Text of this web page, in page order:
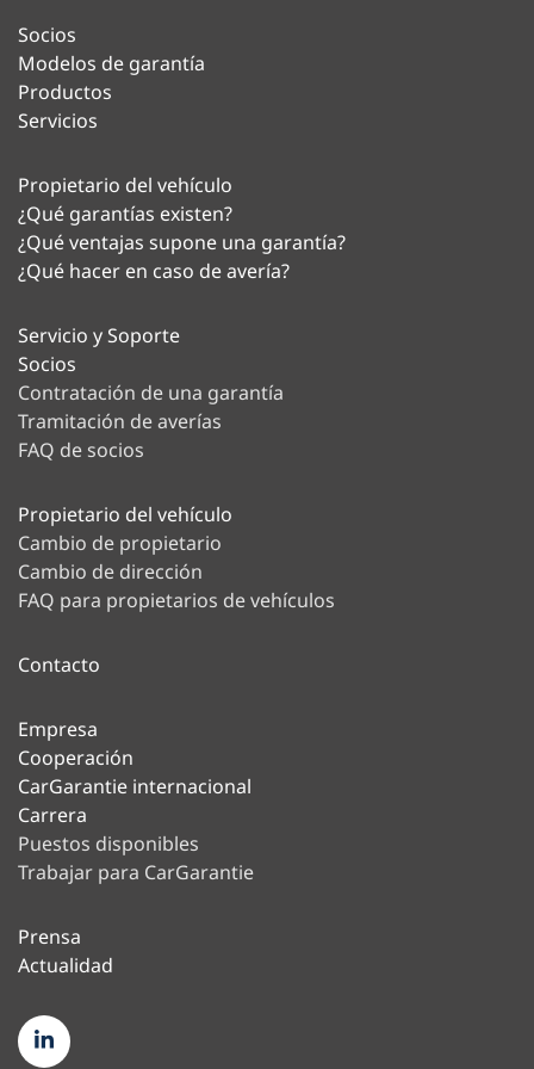
Socios
Modelos de garantía
Productos
Servicios
Propietario del vehículo
¿Qué garantías existen?
¿Qué ventajas supone una garantía?
¿Qué hacer en caso de avería?
Servicio y Soporte
Socios
Contratación de una garantía
Tramitación de averías
FAQ de socios
Propietario del vehículo
Cambio de propietario
Cambio de dirección
FAQ para propietarios de vehículos
Contacto
Empresa
Cooperación
CarGarantie internacional
Carrera
Puestos disponibles
Trabajar para CarGarantie
Prensa
Actualidad